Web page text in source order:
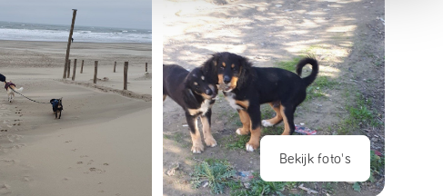
Bekijk foto's